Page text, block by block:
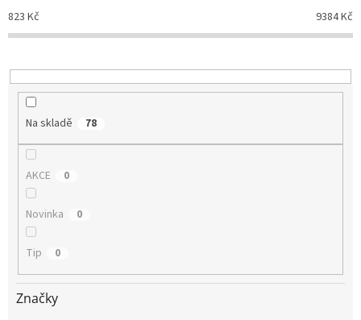
o
d
k
t
823 Kč 9384Kč
Na skladě 78
AKCE 0
Novinka 0
Tip 0
Značky